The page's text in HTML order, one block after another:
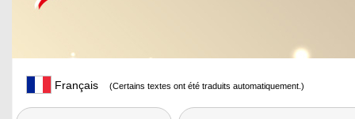
Français (Certains textes ont été traduits automatiquement.)